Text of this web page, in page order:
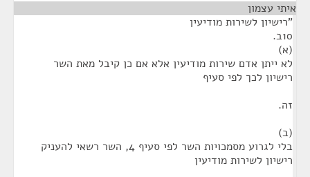
איתי עצמון
"רישיון לשירות מודיעין
10ב.
(א)
לא ייתן אדם שירות מודיעין אלא אם כן קיבל מאת השר
רישיון לכך לפי סעיף
זה.
(ב)
בלי לגרוע מסמכויות השר לפי סעיף 4, השר רשאי להעניק
רישיון לשירות מודיעין